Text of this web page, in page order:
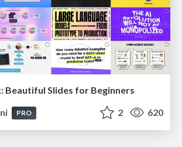
Beautiful Slides for Beginners
PRO 2 620